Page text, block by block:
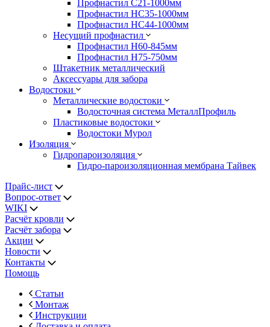
Профнастил С21-1000мм
Профнастил HC35-1000мм
Профнастил НС44-1000мм
Несущий профнастил
Профнастил Н60-845мм
Профнастил H75-750мм
Штакетник металлический
Аксессуары для забора
Водостоки
Металлические водостоки
Водосточная система МеталлПрофиль
Пластиковые водостоки
Водостоки Мурол
Изоляция
Гидропароизоляция
Гидро-пароизоляционная мембрана Тайвек
Прайс-лист
Вопрос-ответ
WIKI
Расчёт кровли
Расчёт забора
Акции
Новости
Контакты
Помощь
Статьи
Монтаж
Инструкции